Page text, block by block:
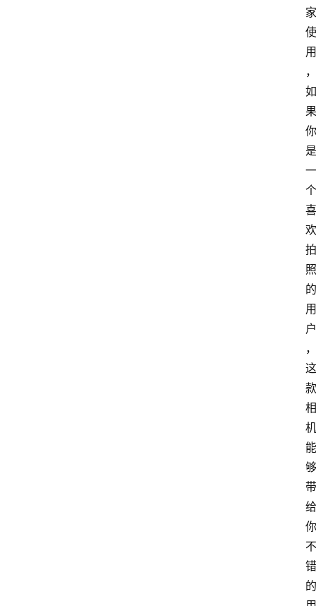
家
使
用
，
如
果
你
是
一
个
喜
欢
拍
照
的
用
户
，
这
款
相
机
能
够
带
给
你
不
错
的